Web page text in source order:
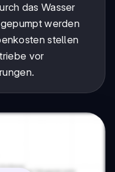
das Wasser
werden
stellen
vor